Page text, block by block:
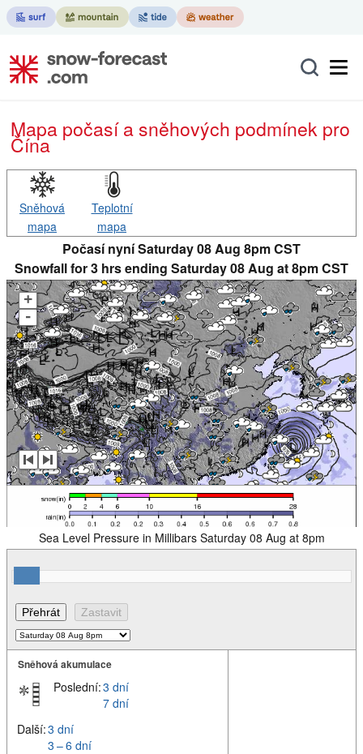
Mapa počasí a sněhových podmínek pro
Čína
Sněhová
mapa
Teplotní
mapa
Počasí nyní Saturday 08 Aug 8pm CST
Snowfall for 3 hrs ending Saturday 08 Aug at 8pm CST
+
-
Sea Level Pressure in Millibars Saturday 08 Aug at 8pm
Sněhová akumulace
Poslední:3 dní
7 dní
Další:3 dní
3 – 6 dní